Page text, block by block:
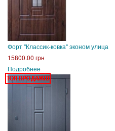
Форт "Классик-ковка" эконом улица
15800.00 грн
Подробнее